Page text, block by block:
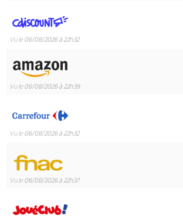
Vu le06/08/2026 à 22h32
Vu le06/08/2026 à 22h39
Vu le06/08/2026 à 22h32
Vu le06/08/2026 à 22h37